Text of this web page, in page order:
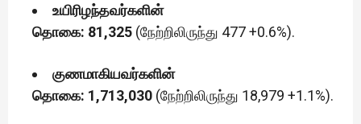
உயிரிழந்தவர்களின்
தொகை: 81,325 (நேற்றிலிருந்து 477 +0.6%).
குணமாகியவர்களின்
தொகை: 1,713,030 (நேற்றிலிருந்து 18,979 +1.1%).